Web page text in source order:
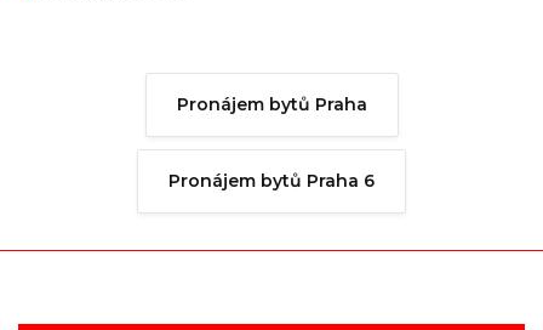
Pronájem bytů Praha
Pronájem bytů Praha 6